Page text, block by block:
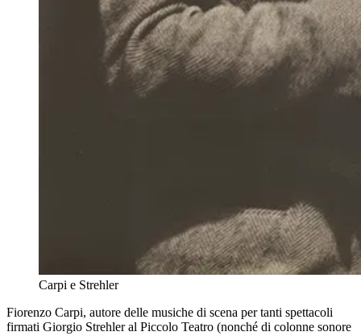
Carpi e Strehler
Fiorenzo Carpi, autore delle musiche di scena per tanti spettacoli
firmati Giorgio Strehler al Piccolo Teatro (nonché di colonne sonore